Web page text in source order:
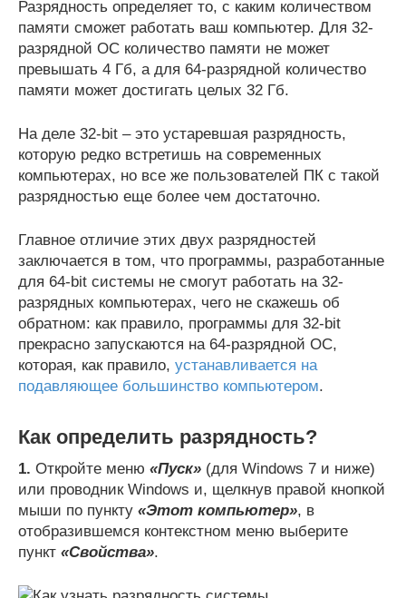
Разрядность определяет то, с каким количеством
памяти сможет работать ваш компьютер. Для 32-
разрядной ОС количество памяти не может
превышать 4 Гб, а для 64-разрядной количество
памяти может достигать целых 32 Гб.
На деле 32-bit – это устаревшая разрядность,
которую редко встретишь на современных
компьютерах, но все же пользователей ПК с такой
разрядностью еще более чем достаточно.
Главное отличие этих двух разрядностей
заключается в том, что программы, разработанные
для 64-bit системы не смогут работать на 32-
разрядных компьютерах, чего не скажешь об
обратном: как правило, программы для 32-bit
прекрасно запускаются на 64-разрядной ОС,
которая, как правило, устанавливается на
подавляющее большинство компьютером.
Как определить разрядность?
1. Откройте меню «Пуск» (для Windows 7 и ниже)
или проводник Windows и, щелкнув правой кнопкой
мыши по пункту «Этот компьютер», в
отобразившемся контекстном меню выберите
пункт «Свойства».